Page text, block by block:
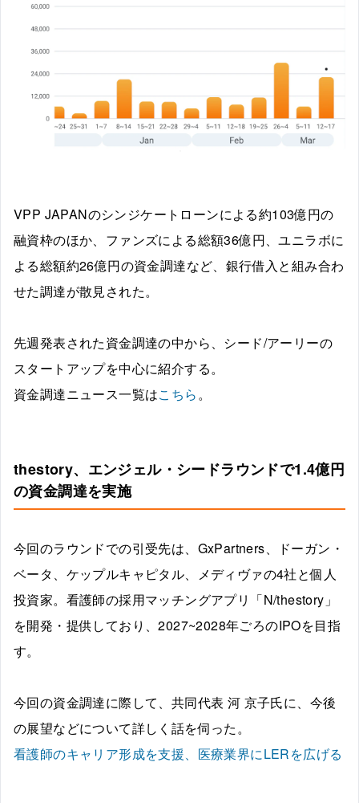
VPP JAPANのシンジケートローンによる約103億円の
融資枠のほか、ファンズによる総額36億円、ユニラボに
よる総額約26億円の資金調達など、銀行借入と組み合わ
せた調達が散見された。
先週発表された資金調達の中から、シード/アーリーの
スタートアップを中心に紹介する。
資金調達ニュース一覧はこちら。
thestory、エンジェル・シードラウンドで1.4億円
の資金調達を実施
今回のラウンドでの引受先は、GxPartners、ドーガン・
ベータ、ケップルキャピタル、メディヴァの4社と個人
投資家。看護師の採用マッチングアプリ「N/thestory 」
を開発・提供しており、2027~2028年ごろのIPOを目指
す。
今回の資金調達に際して、共同代表 河 京子氏に、今後
の展望などについて詳しく話を伺った。
看護師のキャリア形成を支援、医療業界にLERを広げる